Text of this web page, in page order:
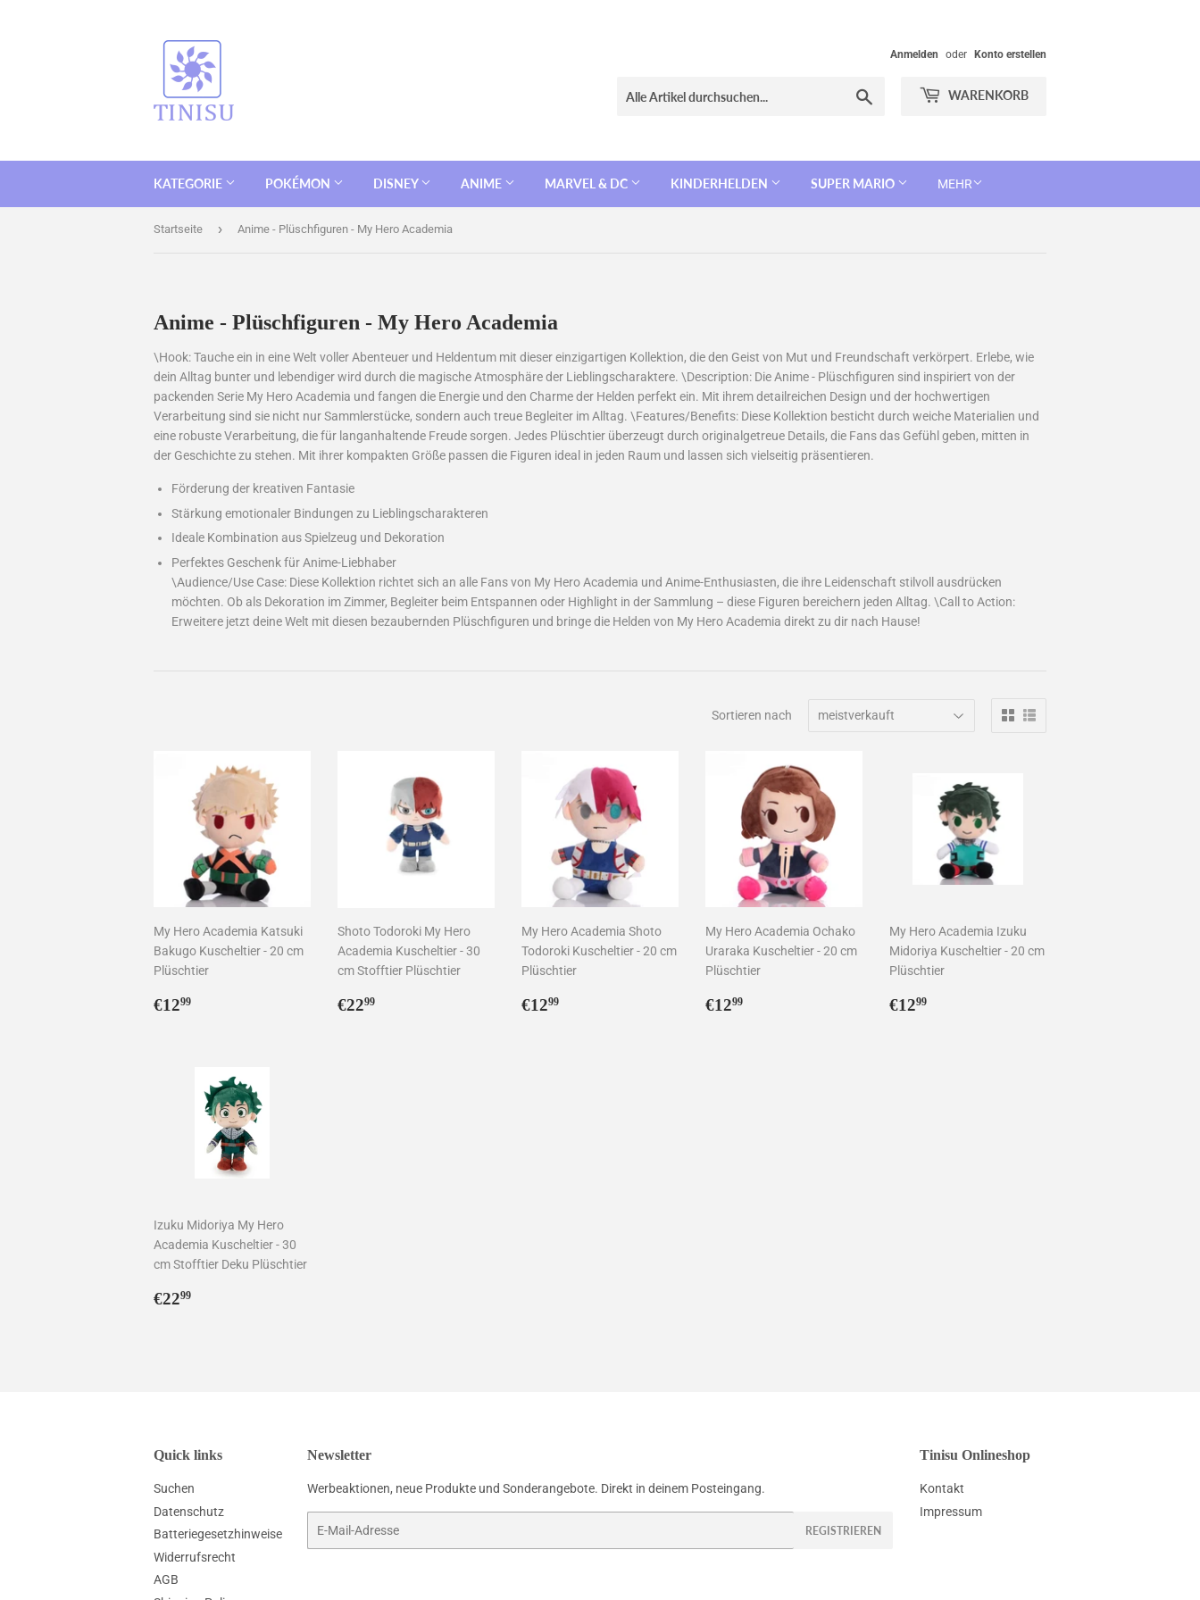
Anmelden oder Konto erstellen
WARENKORB
KATEGORIE POKÉMON DISNEY ANIME MARVEL & DC KINDERHELDEN SUPER MARIO MEHR
Startseite › Anime - Plüschfiguren - My Hero Academia
Anime - Plüschfiguren - My Hero Academia
\Hook: Tauche ein in eine Welt voller Abenteuer und Heldentum mit dieser einzigartigen Kollektion, die den Geist von Mut und Freundschaft verkörpert. Erlebe, wie
dein Alltag bunter und lebendiger wird durch die magische Atmosphäre der Lieblingscharaktere. \Description: Die Anime - Plüschfiguren sind inspiriert von der
packenden Serie My Hero Academia und fangen die Energie und den Charme der Helden perfekt ein. Mit ihrem detailreichen Design und der hochwertigen
Verarbeitung sind sie nicht nur Sammlerstücke, sondern auch treue Begleiter im Alltag. \Features/Benefits: Diese Kollektion besticht durch weiche Materialien und
eine robuste Verarbeitung, die für langanhaltende Freude sorgen. Jedes Plüschtier überzeugt durch originalgetreue Details, die Fans das Gefühl geben, mitten in
der Geschichte zu stehen. Mit ihrer kompakten Größe passen die Figuren ideal in jeden Raum und lassen sich vielseitig präsentieren.
Förderung der kreativen Fantasie
Stärkung emotionaler Bindungen zu Lieblingscharakteren
Ideale Kombination aus Spielzeug und Dekoration
Perfektes Geschenk für Anime-Liebhaber
\Audience/Use Case: Diese Kollektion richtet sich an alle Fans von My Hero Academia und Anime-Enthusiasten, die ihre Leidenschaft stilvoll ausdrücken
möchten. Ob als Dekoration im Zimmer, Begleiter beim Entspannen oder Highlight in der Sammlung – diese Figuren bereichern jeden Alltag. \Call to Action:
Erweitere jetzt deine Welt mit diesen bezaubernden Plüschfiguren und bringe die Helden von My Hero Academia direkt zu dir nach Hause!
Sortieren nach
My Hero Academia Katsuki
Bakugo Kuscheltier - 20 cm
Plüschtier
Normaler
€1299
Shoto Todoroki My Hero
Academia Kuscheltier - 30
cm Stofftier Plüschtier
Normaler
€2299
My Hero Academia Shoto
Todoroki Kuscheltier - 20 cm
Plüschtier
Normaler
€1299
My Hero Academia Ochako
Uraraka Kuscheltier - 20 cm
Plüschtier
Normaler
€1299
My Hero Academia Izuku
Midoriya Kuscheltier - 20 cm
Plüschtier
Normaler
€1299
Izuku Midoriya My Hero
Academia Kuscheltier - 30
cm Stofftier Deku Plüschtier
Normaler
€2299
Quick links
Suchen
Datenschutz
Batteriegesetzhinweise
Widerrufsrecht
AGB
Newsletter
Werbeaktionen, neue Produkte und Sonderangebote. Direkt in deinem Posteingang.
REGISTRIEREN
Tinisu Onlineshop
Kontakt
Impressum